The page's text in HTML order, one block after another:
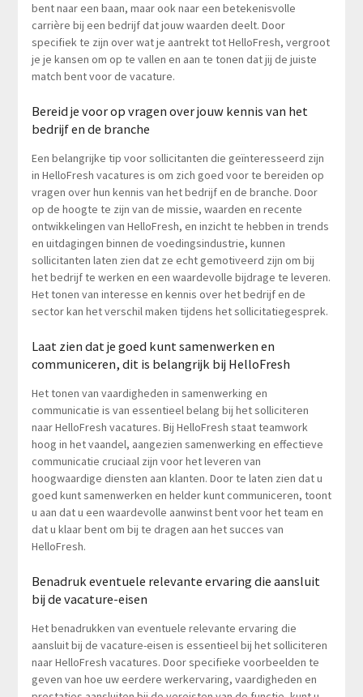
bent naar een baan, maar ook naar een betekenisvolle
carrière bij een bedrijf dat jouw waarden deelt. Door
specifiek te zijn over wat je aantrekt tot HelloFresh, vergroot
je je kansen om op te vallen en aan te tonen dat jij de juiste
match bent voor de vacature.
Bereid je voor op vragen over jouw kennis van het
bedrijf en de branche
Een belangrijke tip voor sollicitanten die geïnteresseerd zijn
in HelloFresh vacatures is om zich goed voor te bereiden op
vragen over hun kennis van het bedrijf en de branche. Door
op de hoogte te zijn van de missie, waarden en recente
ontwikkelingen van HelloFresh, en inzicht te hebben in trends
en uitdagingen binnen de voedingsindustrie, kunnen
sollicitanten laten zien dat ze echt gemotiveerd zijn om bij
het bedrijf te werken en een waardevolle bijdrage te leveren.
Het tonen van interesse en kennis over het bedrijf en de
sector kan het verschil maken tijdens het sollicitatiegesprek.
Laat zien dat je goed kunt samenwerken en
communiceren, dit is belangrijk bij HelloFresh
Het tonen van vaardigheden in samenwerking en
communicatie is van essentieel belang bij het solliciteren
naar HelloFresh vacatures. Bij HelloFresh staat teamwork
hoog in het vaandel, aangezien samenwerking en effectieve
communicatie cruciaal zijn voor het leveren van
hoogwaardige diensten aan klanten. Door te laten zien dat u
goed kunt samenwerken en helder kunt communiceren, toont
u aan dat u een waardevolle aanwinst bent voor het team en
dat u klaar bent om bij te dragen aan het succes van
HelloFresh.
Benadruk eventuele relevante ervaring die aansluit
bij de vacature-eisen
Het benadrukken van eventuele relevante ervaring die
aansluit bij de vacature-eisen is essentieel bij het solliciteren
naar HelloFresh vacatures. Door specifieke voorbeelden te
geven van hoe uw eerdere werkervaring, vaardigheden en